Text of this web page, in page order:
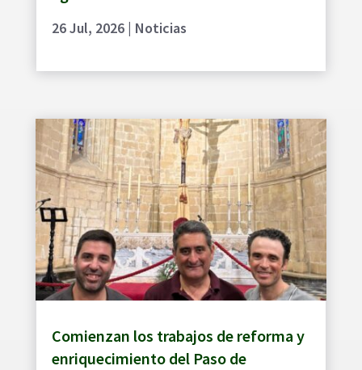
26 Jul, 2026| Noticias
Comienzan los trabajos de reforma y
enriquecimiento del Paso de